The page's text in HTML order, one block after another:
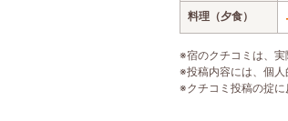
料理（夕食）
※宿のクチコミは、実
※投稿内容には、個人
※クチコミ投稿の掟に